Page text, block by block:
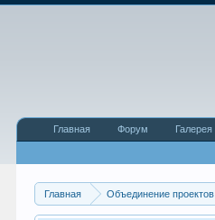
Главная Объединение проектов
Главная Форум Галерея